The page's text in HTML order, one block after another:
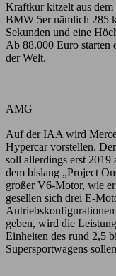
Kraftkur kitzelt aus
BMW 5er nämlich 285
Sekunden und eine
Ab 88.000 Euro starten
der Welt.
AMG
Auf der IAA wird
Hypercar vorstellen.
soll allerdings erst
dem bislang „Project
großer V6-Motor, wie
gesellen sich drei E-
geben, wird die
Einheiten des rund 2,5
Supersportwagens